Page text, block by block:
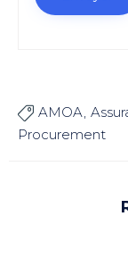
 AMOA
Procurement